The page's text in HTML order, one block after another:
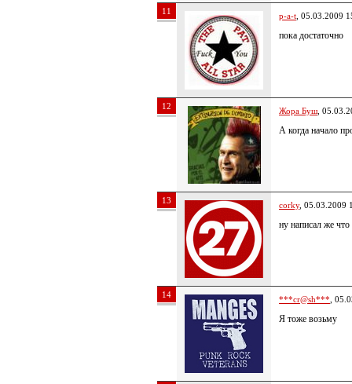
11 p-a-t , 05.03.2009
пока достаточно
12 Жора Буш ,
А когда начало
13 corky, 05.03.2009
ну написал же
14 ***cr@sh*** ,
Я тоже возьму